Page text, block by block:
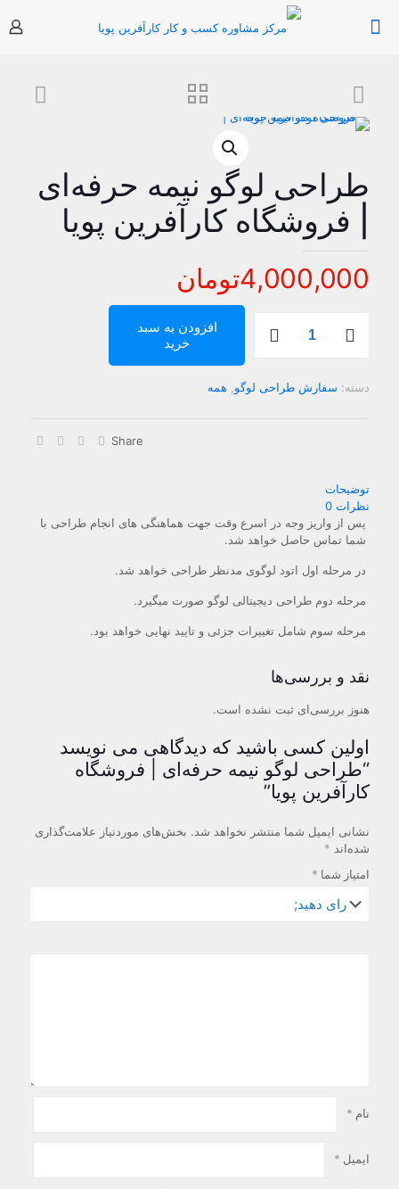
طراحی لوگو نیمه حرفه‌ای
| فروشگاه کارآفرین پویا
4,000,000تومان
|
افزودن به سبد
خرید
دسته: سفارش طراحی لوگو همه
Share
توضیحات
نظرات 0
پس از واریز وجه در اسرع وقت جهت هماهنگی های انجام طراحی با
شما تماس حاصل خواهد شد.
در مرحله اول اتود لوگوی مدنظر طراحی خواهد شد.
مرحله دوم طراحی دیجیتالی لوگو صورت میگیرد.
مرحله سوم شامل تغییرات جزئی و تایید نهایی خواهد بود.
نقد و بررسی‌ها
هنوز بررسی‌ای ثبت نشده است.
اولین کسی باشید که دیدگاهی می نویسد
“طراحی لوگو نیمه حرفه‌ای | فروشگاه
کارآفرین پویا”
نشانی ایمیل شما منتشر نخواهد شد. بخش‌های موردنیاز علامت‌گذاری
شده‌اند *
امتیاز شما *
نام *
ایمیل *